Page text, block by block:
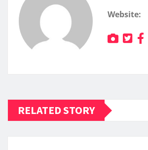
Website:
RELATED STORY